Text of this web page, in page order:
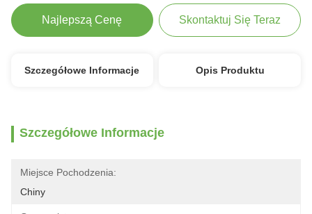
Najlepszą Cenę Skontaktuj Się Teraz
Szczegółowe Informacje Opis Produktu
Szczegółowe Informacje
Miejsce Pochodzenia:
Chiny